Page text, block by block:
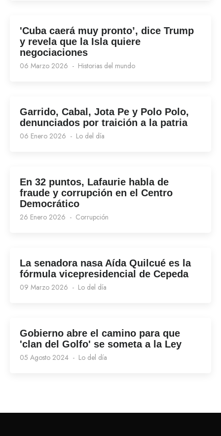
'Cuba caerá muy pronto’, dice Trump
y revela que la Isla quiere
negociaciones
06 Marzo 2026 Historias del mundo
Garrido, Cabal, Jota Pe y Polo Polo,
denunciados por traición a la patria
06 Enero 2026 Lo del día
En 32 puntos, Lafaurie habla de
fraude y corrupción en el Centro
Democrático
26 Enero 2026 Corrupción
La senadora nasa Aída Quilcué es la
fórmula vicepresidencial de Cepeda
09 Marzo 2026 Lo del día
Gobierno abre el camino para que
'clan del Golfo' se someta a la Ley
05 Agosto 2024 Lo del día